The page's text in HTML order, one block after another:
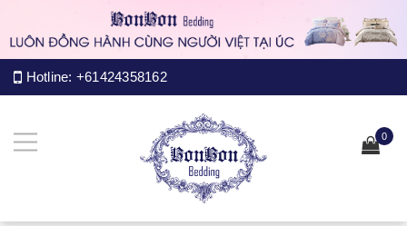
Hotline: +61424358162
0